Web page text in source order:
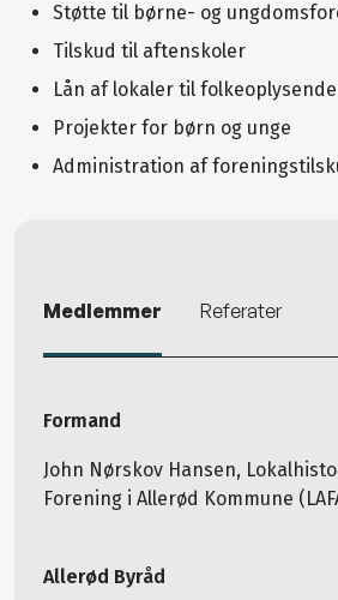
Støtte til børne- og
Tilskud til aftenskoler
Lån af lokaler til
Projekter for børn og unge
Administration af
Medlemmer Referater
Formand
John Nørskov Hansen,
Forening i Allerød Kommune
Allerød Byråd